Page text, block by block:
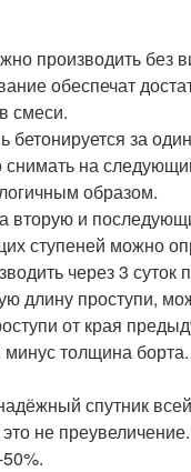
производить
обеспечат
смеси.
бетонируется за
на
образом.
вторую и
ступеней можно
через 3
длину проступи,
от края
толщина
спутник
это не